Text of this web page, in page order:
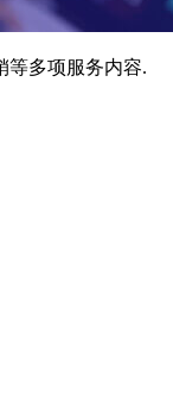
等多项服务内容.